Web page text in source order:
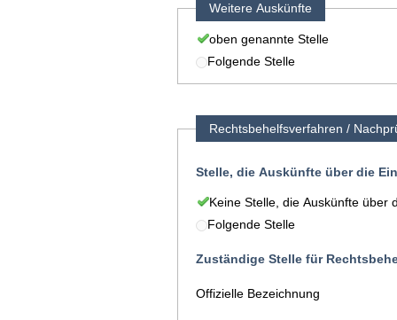
Weitere Auskünfte
oben genannte Stelle
Folgende Stelle
Rechtsbehelfsverfahren /
Stelle, die Auskünfte über die
Keine Stelle, die Auskünfte über
Folgende Stelle
Zuständige Stelle für
Offizielle Bezeichnung